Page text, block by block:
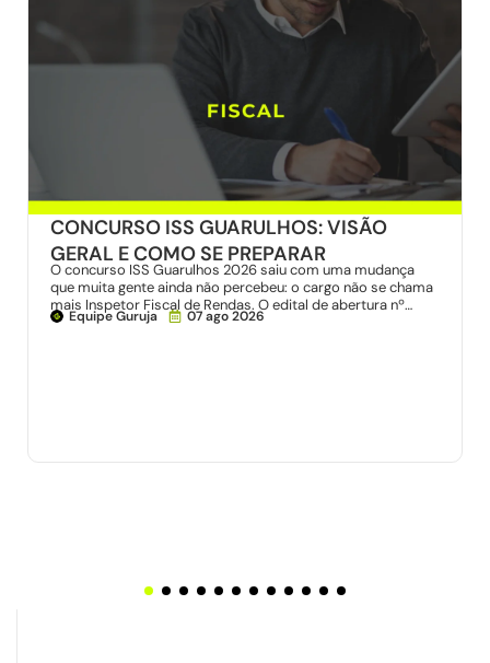
CONCURSO ISS GUARULHOS: VISÃO
GERAL E COMO SE PREPARAR
O concurso ISS Guarulhos 2026 saiu com uma mudança
que muita gente ainda não percebeu: o cargo não se chama
mais Inspetor Fiscal de Rendas. O edital de abertura nº…
Equipe Guruja 07 ago 2026